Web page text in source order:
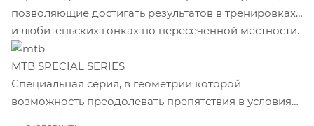
позволяющие достигать результатов в тренировках
и любитепьских гонках по пересеченной местности.
МТВ SPECIAL SERIES
Специальная серия, в геометрии которой
возможность преодолевать препятствия в условиях